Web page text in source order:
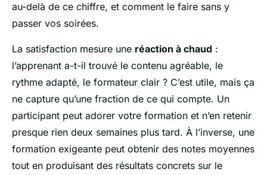
au-delà de ce chiffre, et comment le faire sans y
passer vos soirées.
La satisfaction mesure une réaction à chaud :
l’apprenant a-t-il trouvé le contenu agréable, le
rythme adapté, le formateur clair ? C’est utile, mais ça
ne capture qu’une fraction de ce qui compte. Un
participant peut adorer votre formation et n’en retenir
presque rien deux semaines plus tard. À l’inverse, une
formation exigeante peut obtenir des notes moyennes
tout en produisant des résultats concrets sur le